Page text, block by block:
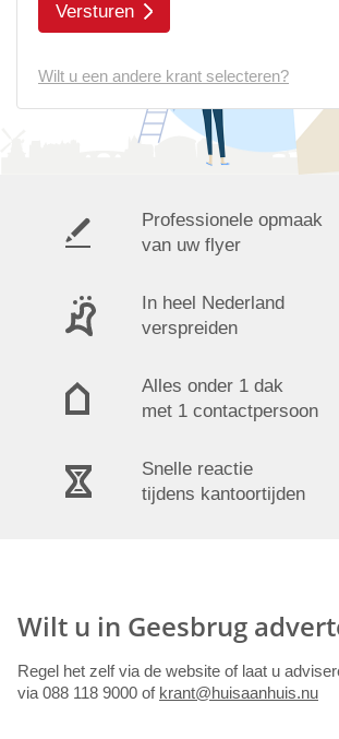
Versturen
Wilt u een andere krant selecteren?
Professionele opmaak
van uw flyer
In heel Nederland
verspreiden
Alles onder 1 dak
met 1 contactpersoon
Snelle reactie
tijdens kantoortijden
Wilt u in Geesbrug
Regel het zelf via de website of laat u
via 088 118 9000 of krant@huisaanhuis.nu